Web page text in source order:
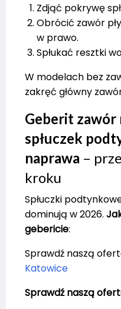
Zdjąć pokrywę
Obrócić zawór
w prawo.
Spłukać resztki
W modelach bez
zakręć główny
Geberit zawór
spłuczek
naprawa –
kroku
Spłuczki
dominują w 2026.
gebericie:
Sprawdź naszą
Katowice
Sprawdź naszą